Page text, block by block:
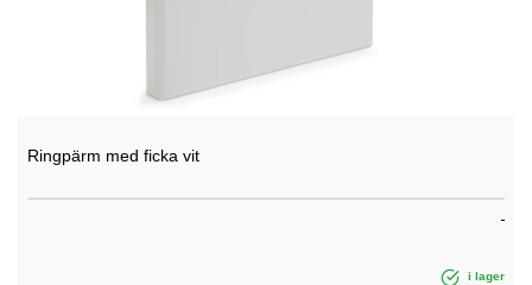
Ringpärm med ficka vit
i lager